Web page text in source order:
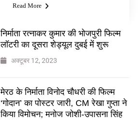
Read More
निर्माता रत्नाकर कुमार की भोजपुरी फिल्म
लॉटरी का दूसरा शेड्यूल दुबई में शुरू
अक्टूबर 12, 2023
मेरठ के निर्माता विनोद चौधरी की फिल्म
‘गोदान’ का पोस्टर जारी, CM रेखा गुप्ता ने
किया विमोचन; मनोज जोशी-उपासना सिंह